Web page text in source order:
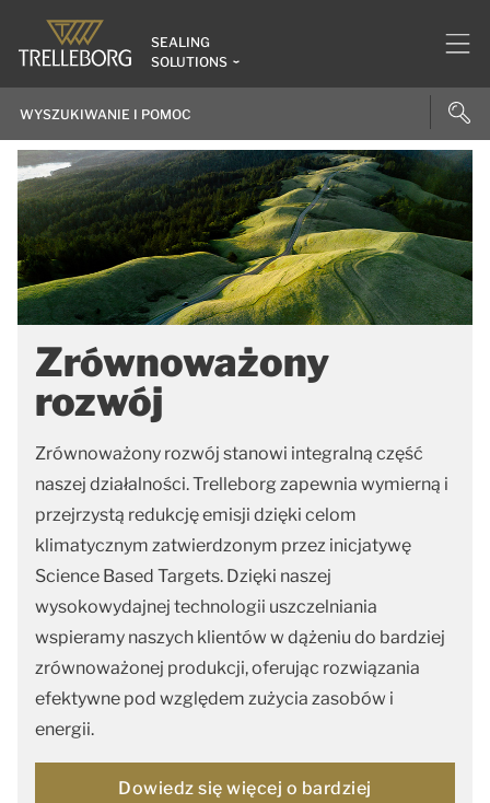
SEALING
SOLUTIONS
Zrównoważony
rozwój
Zrównoważony rozwój stanowi integralną część
naszej działalności. Trelleborg zapewnia wymierną i
przejrzystą redukcję emisji dzięki celom
klimatycznym zatwierdzonym przez inicjatywę
Science Based Targets. Dzięki naszej
wysokowydajnej technologii uszczelniania
wspieramy naszych klientów w dążeniu do bardziej
zrównoważonej produkcji, oferując rozwiązania
efektywne pod względem zużycia zasobów i
energii.
Dowiedz się więcej o bardziej